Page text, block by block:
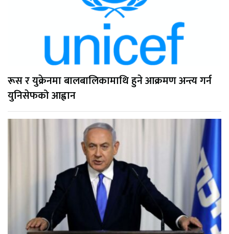
रूस र युक्रेनमा बालबालिकामाथि हुने आक्रमण अन्त्य गर्न
युनिसेफको आह्वान